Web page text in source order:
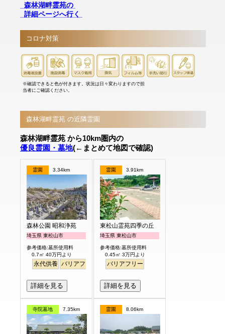
森林湖畔霊苑の
詳細ページへ行く
コロナ対策
※確認できると色が付きます。状況は日々変わりますので担
当者にご確認ください。
森林湖畔霊苑 の近隣霊園
森林湖畔霊苑 から10km圏内の
優良霊園・墓地(←まとめて地図で確認)
霊園 3.34km
森林公園 昭和浄苑
埼玉県 東松山市
参考価格:墓所使用料
0.7㎡ 40万円より
永代供養 バリアフリー
詳細を見る
霊園 3.91km
東松山霊苑四季の丘
埼玉県 東松山市
参考価格:墓所使用料
0.45㎡ 3万円より
バリアフリー
詳細を見る
寺院墓地 7.35km 霊園 8.06km